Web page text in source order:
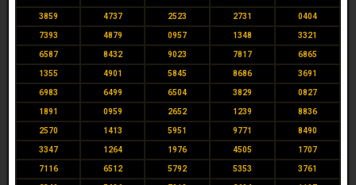
3859 4737 2523 2731 0404
7393 4879 0957 1348 3321
6587 8432 9023 7817 6865
1355 4901 5845 8686 3691
6983 6499 6504 3829 0827
1891 0959 2652 1239 8836
2570 1413 5951 9771 8490
3347 1264 1976 4505 1707
7116 6512 5792 5353 3761